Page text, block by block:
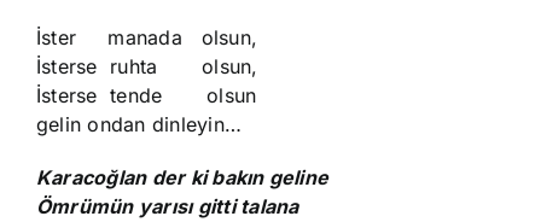
İster manada olsun,
İsterse ruhta olsun,
İsterse tende olsun
gelin ondan dinleyin…
Karacoğlan der ki bakın geline
Ömrümün yarısı gitti talana